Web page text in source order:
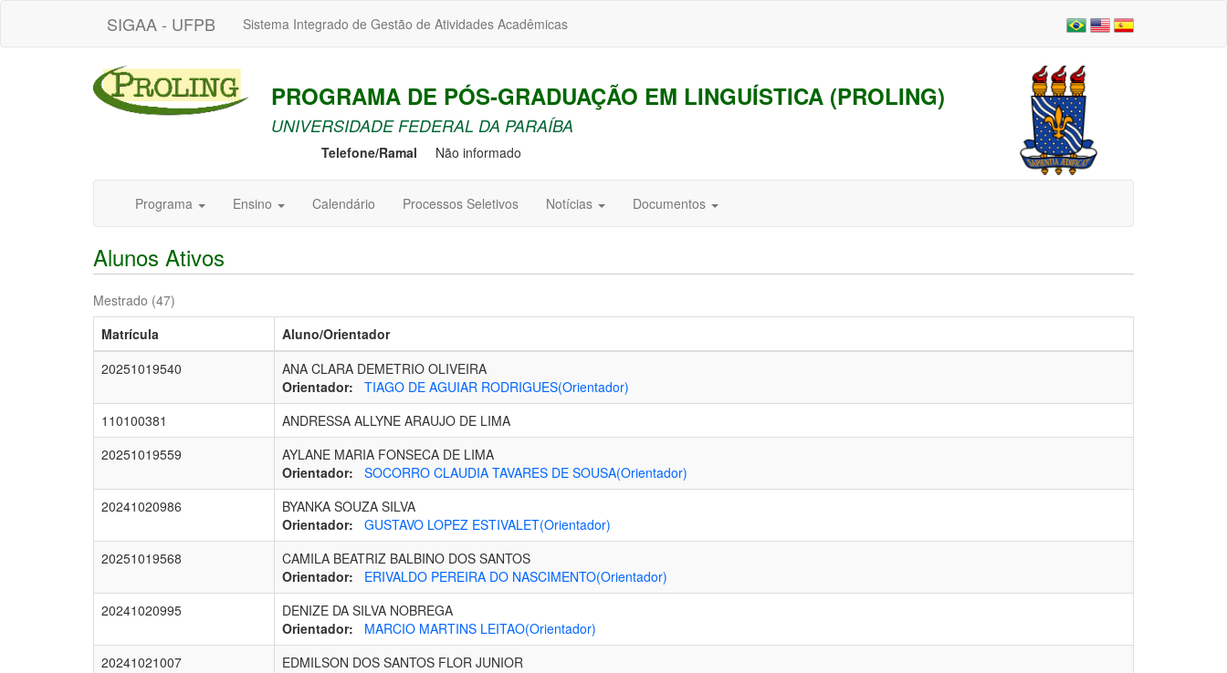
SIGAA - UFPB Sistema Integrado de Gestão de Atividades Acadêmicas
PROGRAMA DE PÓS-GRADUAÇÃO EM LINGUÍSTICA (PROLING)
UNIVERSIDADE FEDERAL DA PARAÍBA
Telefone/Ramal Não informado
Programa Ensino Calendário Processos Seletivos Notícias Documentos
Alunos Ativos
Mestrado (47)
Matrícula
Aluno/Orientador
20251019540
ANA CLARA DEMETRIO OLIVEIRA
Orientador:
TIAGO DE AGUIAR RODRIGUES(Orientador)
110100381
ANDRESSA ALLYNE ARAUJO DE LIMA
20251019559
AYLANE MARIA FONSECA DE LIMA
Orientador:
SOCORRO CLAUDIA TAVARES DE SOUSA(Orientador)
20241020986
BYANKA SOUZA SILVA
Orientador:
GUSTAVO LOPEZ ESTIVALET(Orientador)
20251019568
CAMILA BEATRIZ BALBINO DOS SANTOS
Orientador:
ERIVALDO PEREIRA DO NASCIMENTO(Orientador)
20241020995
DENIZE DA SILVA NOBREGA
Orientador:
MARCIO MARTINS LEITAO(Orientador)
20241021007
EDMILSON DOS SANTOS FLOR JUNIOR